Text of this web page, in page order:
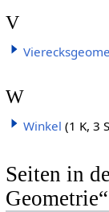
V
W
Winkel (1 K, 3
Seiten in
Geometrie“